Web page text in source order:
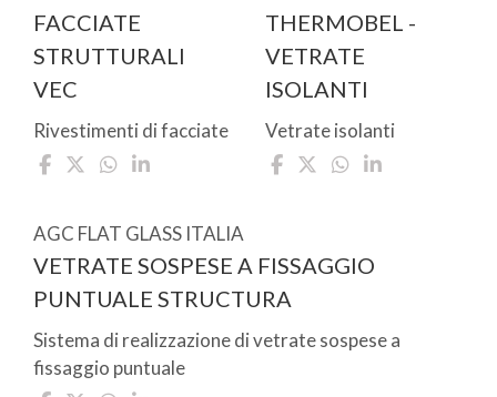
FACCIATE
STRUTTURALI
VEC
Rivestimenti di facciate
THERMOBEL -
VETRATE
ISOLANTI
Vetrate isolanti
AGC FLAT GLASS ITALIA
VETRATE SOSPESE A FISSAGGIO
PUNTUALE STRUCTURA
Sistema di realizzazione di vetrate sospese a
fissaggio puntuale